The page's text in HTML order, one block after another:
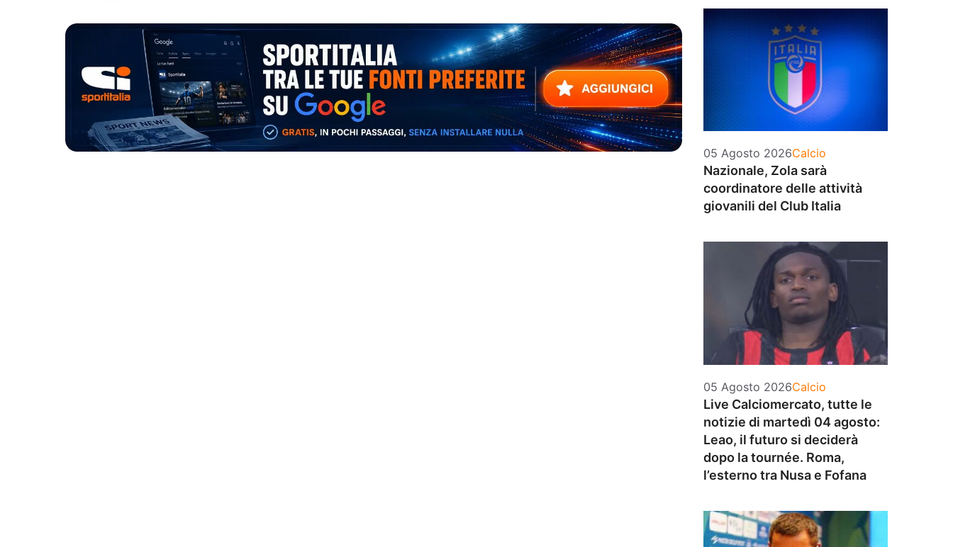
05 Agosto 2026Categorie
Calcio
Nazionale, Zola sarà
coordinatore delle attività
giovanili del Club Italia
05 Agosto 2026Categorie
Calcio
Live Calciomercato, tutte le
notizie di martedì 04 agosto:
Leao, il futuro si deciderà
dopo la tournée. Roma,
l’esterno tra Nusa e Fofana